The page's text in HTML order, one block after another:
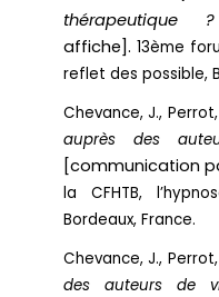
thérapeutique ?
affiche]. 13ème
reflet des possible,
Chevance, J.,
auprès des
[communication
la CFHTB,
Bordeaux, France.
Chevance, J.,
des auteurs de